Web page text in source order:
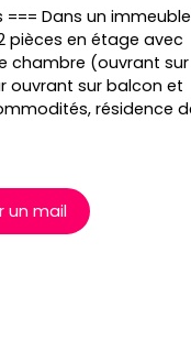
=== Dans un immeuble
pièces en étage avec
chambre (ouvrant sur
ouvrant sur balcon et
résidence
un mail